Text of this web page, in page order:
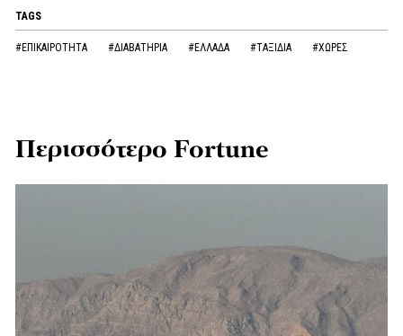
TAGS
#ΕΠΙΚΑΙΡΟΤΗΤΑ #ΔΙΑΒΑΤΗΡΙΑ #ΕΛΛΑΔΑ #ΤΑΞΙΔΙΑ #ΧΩΡΕΣ
Περισσότερο Fortune